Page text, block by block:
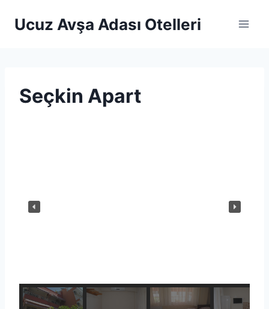
Ucuz Avşa Adası Otelleri
Seçkin Apart